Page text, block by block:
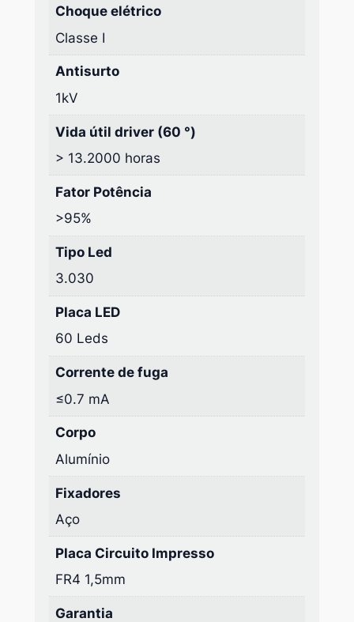
Choque elétrico
Classe I
Antisurto
1kV
Vida útil driver (60 °)
> 13.2000 horas
Fator Potência
>95%
Tipo Led
3.030
Placa LED
60 Leds
Corrente de fuga
≤0.7 mA
Corpo
Alumínio
Fixadores
Aço
Placa Circuito Impresso
FR4 1,5mm
Garantia